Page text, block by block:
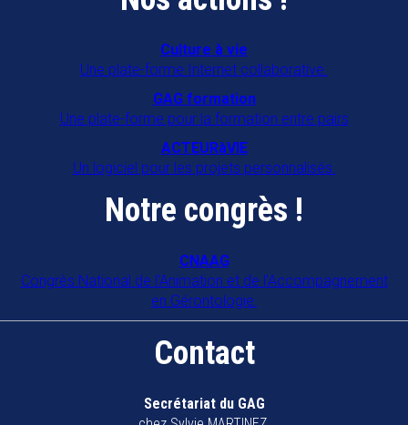
Culture à vie
Une plate-forme Internet collaborative.
GAG formation
Une plate-forme pour la formation entre pairs
ACTEURàVIE
Un logiciel pour les projets personnalisés.
Notre congrès !
CNAAG
Congrès National de l'Animation et de l'Accompagnement
en Gérontologie.
Contact
Secrétariat du GAG